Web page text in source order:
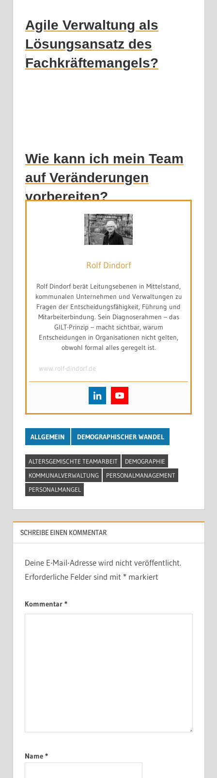
Agile Verwaltung als
Lösungsansatz des
Fachkräftemangels?
Wie kann ich mein Team
auf Veränderungen
vorbereiten?
Rolf Dindorf
Rolf Dindorf berät Leitungsebenen in Mittelstand,
kommunalen Unternehmen und Verwaltungen zu
Fragen der Entscheidungsfähigkeit, Führung und
Mitarbeiterbindung. Sein Diagnoserahmen – das
GILT-Prinzip – macht sichtbar, warum
Entscheidungen in Organisationen nicht gelten,
obwohl formal alles geregelt ist.
www.rolf-dindorf.de
ALLGEMEIN DEMOGRAPHISCHER WANDEL
ALTERSGEMISCHTE TEAMARBEIT
DEMOGRAPHIE
KOMMUNALVERWALTUNG
PERSONALMANAGEMENT
PERSONALMANGEL
SCHREIBE EINEN KOMMENTAR
Deine E-Mail-Adresse wird nicht veröffentlicht.
Erforderliche Felder sind mit *markiert
Kommentar *
Name *